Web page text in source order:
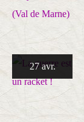
27 avr.